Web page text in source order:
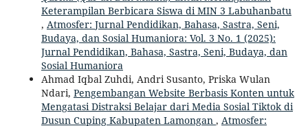
Keterampilan Berbicara Siswa di MIN 3 Labuhanbatu
, Atmosfer: Jurnal Pendidikan, Bahasa, Sastra, Seni,
Budaya, dan Sosial Humaniora: Vol. 3 No. 1 (2025):
Jurnal Pendidikan, Bahasa, Sastra, Seni, Budaya, dan
Sosial Humaniora
Ahmad Iqbal Zuhdi, Andri Susanto, Priska Wulan
Ndari, Pengembangan Website Berbasis Konten untuk
Mengatasi Distraksi Belajar dari Media Sosial Tiktok di
Dusun Cuping Kabupaten Lamongan , Atmosfer: